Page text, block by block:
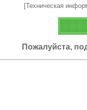
[Техническая
Пожалуйста,